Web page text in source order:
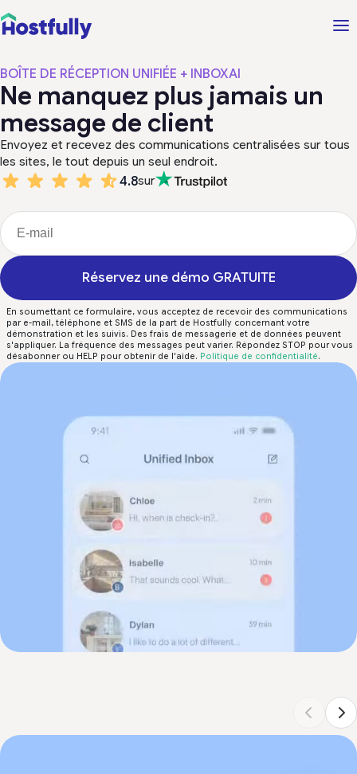
BOÎTE DE RÉCEPTION UNIFIÉE + INBOXAI
Ne manquez plus jamais un
message de client
Envoyez et recevez des communications centralisées sur tous
les sites, le tout depuis un seul endroit.
4.8sur
Réservez une démo GRATUITE
En soumettant ce formulaire, vous acceptez de recevoir des communications
par e-mail, téléphone et SMS de la part de Hostfully concernant votre
démonstration et les suivis. Des frais de messagerie et de données peuvent
s'appliquer. La fréquence des messages peut varier. Répondez STOP pour vous
désabonner ou HELP pour obtenir de l'aide. Politique de confidentialité.